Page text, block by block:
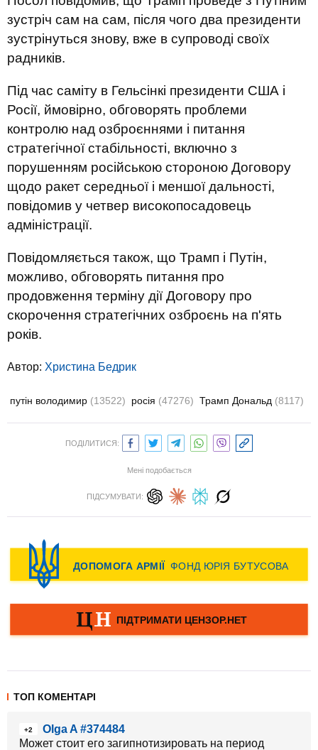
зустріч сам на сам, після чого два президенти
зустрінуться знову, вже в супроводі своїх
радників.
Під час саміту в Гельсінкі президенти США і
Росії, ймовірно, обговорять проблеми
контролю над озброєннями і питання
стратегічної стабільності, включно з
порушенням російською стороною Договору
щодо ракет середньої і меншої дальності,
повідомив у четвер високопосадовець
адміністрації.
Повідомляється також, що Трамп і Путін,
можливо, обговорять питання про
продовження терміну дії Договору про
скорочення стратегічних озброєнь на п'ять
років.
Автор: Христина Бедрик
путін володимир (13522) росія (47276) Трамп Дональд (8117)
ПОДІЛИТИСЯ:
Мені подобається
ПІДСУМУВАТИ:
ТОП КОМЕНТАРІ
+2
Olga A #374484
Может стоит его загипнотизировать на период